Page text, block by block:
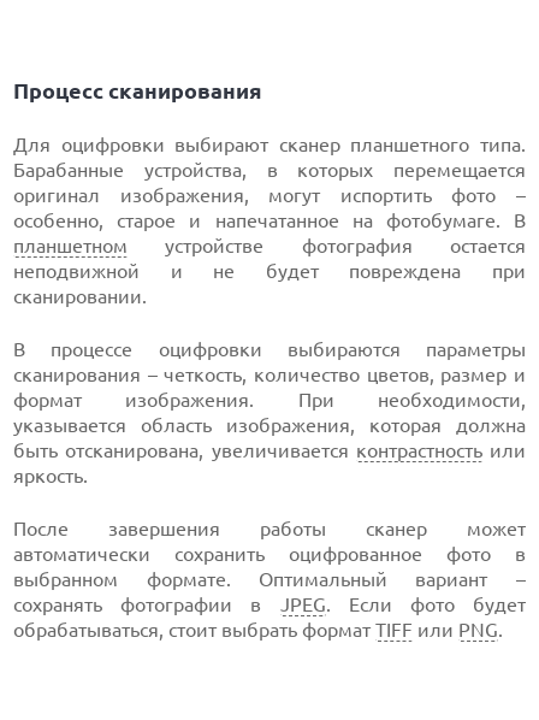
Процесс сканирования
Для оцифровки выбирают сканер планшетного типа.
Барабанные устройства, в которых перемещается
оригинал изображения, могут испортить фото –
особенно, старое и напечатанное на фотобумаге. В
планшетном устройстве фотография остается
неподвижной и не будет повреждена при
сканировании.
В процессе оцифровки выбираются параметры
сканирования – четкость, количество цветов, размер и
формат изображения. При необходимости,
указывается область изображения, которая должна
быть отсканирована, увеличивается контрастностьили
яркость.
После завершения работы сканер может
автоматически сохранить оцифрованное фото в
выбранном формате. Оптимальный вариант –
сохранять фотографии в JPEG. Если фото будет
обрабатываться, стоит выбрать форматTIFF или PNG.